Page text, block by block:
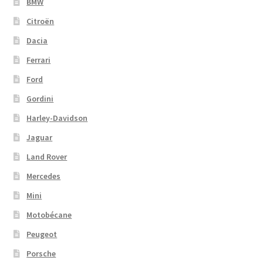
Citroën
Dacia
Ferrari
Ford
Gordini
Harley-Davidson
Jaguar
Land Rover
Mercedes
Mini
Motobécane
Peugeot
Porsche